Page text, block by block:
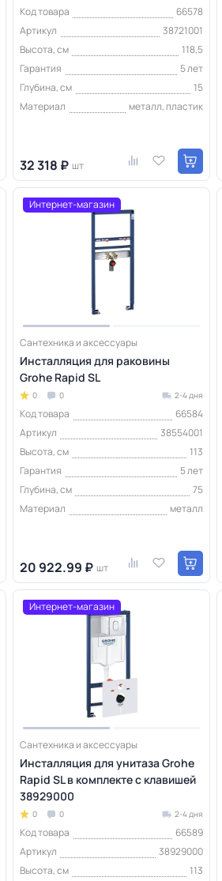
Код товара
66578
Артикул
38721001
Высота, см
118,5
Гарантия
5 лет
Глубина, см
15
Материал
металл, пластик
32 318 ₽ шт
Интернет-магазин
Сантехника и аксессуары
Инсталляция для раковины
Grohe Rapid SL
0 0 2-4 дня
Код товара
66584
Артикул
38554001
Высота, см
113
Гарантия
5 лет
Глубина, см
75
Материал
металл
20 922.99 ₽ шт
Интернет-магазин
Сантехника и аксессуары
Инсталляция для унитаза Grohe
Rapid SL в комплекте с клавишей
38929000
0 0 2-4 дня
Код товара
66589
Артикул
38929000
Высота, см
113